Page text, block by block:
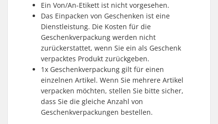
Ein Von/An-Etikett ist nicht vorgesehen.
Das Einpacken von Geschenken ist eine
Dienstleistung. Die Kosten für die
Geschenkverpackung werden nicht
zurückerstattet, wenn Sie ein als Geschenk
verpacktes Produkt zurückgeben.
1x Geschenkverpackung gilt für einen
einzelnen Artikel. Wenn Sie mehrere Artikel
verpacken möchten, stellen Sie bitte sicher,
dass Sie die gleiche Anzahl von
Geschenkverpackungen bestellen.